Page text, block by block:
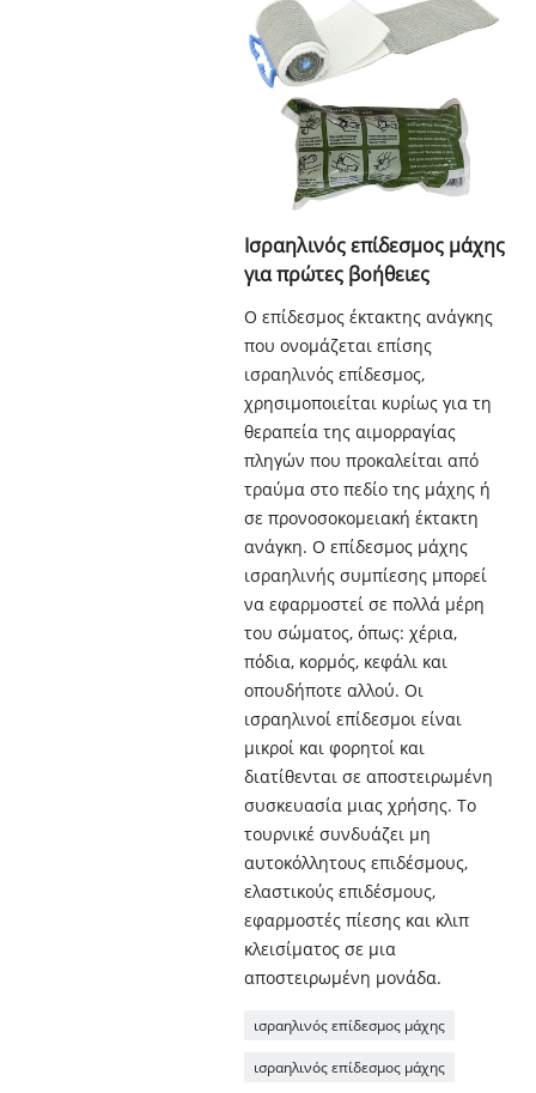
Ισραηλινός επίδεσμος μάχης
για πρώτες βοήθειες
Ο επίδεσμος έκτακτης ανάγκης
που ονομάζεται επίσης
ισραηλινός επίδεσμος,
χρησιμοποιείται κυρίως για τη
θεραπεία της αιμορραγίας
πληγών που προκαλείται από
τραύμα στο πεδίο της μάχης ή
σε προνοσοκομειακή έκτακτη
ανάγκη. Ο επίδεσμος μάχης
ισραηλινής συμπίεσης μπορεί
να εφαρμοστεί σε πολλά μέρη
του σώματος, όπως: χέρια,
πόδια, κορμός, κεφάλι και
οπουδήποτε αλλού. Οι
ισραηλινοί επίδεσμοι είναι
μικροί και φορητοί και
διατίθενται σε αποστειρωμένη
συσκευασία μιας χρήσης. Το
τουρνικέ συνδυάζει μη
αυτοκόλλητους επιδέσμους,
ελαστικούς επιδέσμους,
εφαρμοστές πίεσης και κλιπ
κλεισίματος σε μια
αποστειρωμένη μονάδα.
ισραηλινός επίδεσμος μάχης
ισραηλινός επίδεσμος μάχης